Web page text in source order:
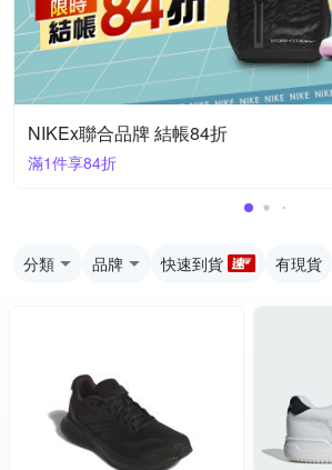
NIKEx聯合品牌 結帳84折
滿1件享84折
分類 品牌 快速到貨 有現貨